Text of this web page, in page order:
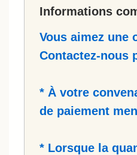
Informations
Vous aimez une
Contactez-nous
* À votre
de paiement
* Lorsque la